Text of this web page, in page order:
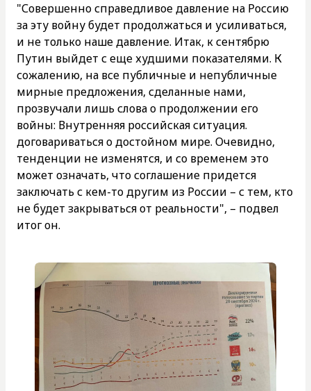
"Совершенно справедливое давление на Россию
за эту войну будет продолжаться и усиливаться,
и не только наше давление. Итак, к сентябрю
Путин выйдет с еще худшими показателями. К
сожалению, на все публичные и непубличные
мирные предложения, сделанные нами,
прозвучали лишь слова о продолжении его
войны: Внутренняя российская ситуация.
договариваться о достойном мире. Очевидно,
тенденции не изменятся, и со временем это
может означать, что соглашение придется
заключать с кем-то другим из России – с тем, кто
не будет закрываться от реальности", – подвел
итог он.